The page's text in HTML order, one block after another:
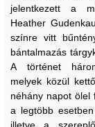
jelentkezett a
Heather
színre vitt
bántalmazás
A történet
melyek közül
néhány napot ölel
a legtöbb